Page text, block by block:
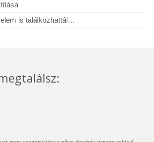
is találkozhattál…